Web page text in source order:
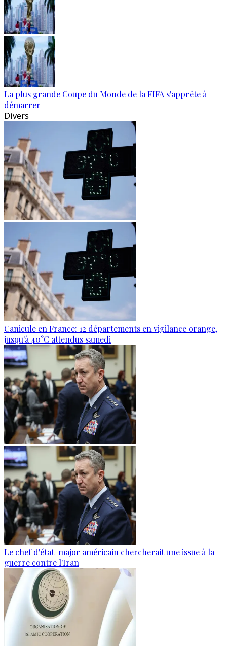
La plus grande Coupe du Monde de la FIFA s'apprête à
démarrer
Divers
Canicule en France: 12 départements en vigilance orange,
jusqu'à 40°C attendus samedi
Le chef d'état-major américain chercherait une issue à la
guerre contre l'Iran